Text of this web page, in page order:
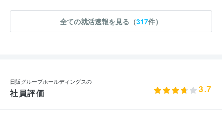
全ての就活速報を見る（317件）
日販グループホールディングスの
社員評価 3.7